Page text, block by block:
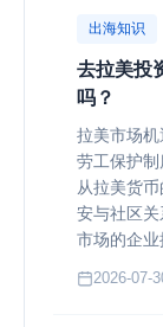
出海知识
去拉美投
吗？
拉美市场
劳工保护
从拉美货
安与社区
市场的企业
2026-07-